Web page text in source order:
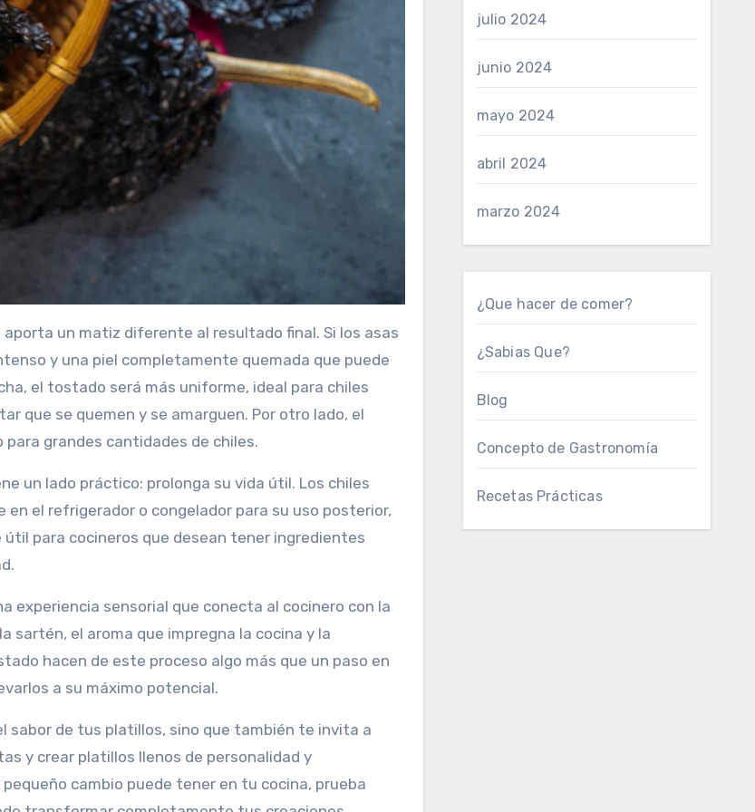
un matiz diferente al resultado final. Si los asas
y una piel completamente quemada que puede
el tostado será más uniforme, ideal para chiles
que se quemen y se amarguen. Por otro lado, el
grandes cantidades de chiles.
un lado práctico: prolonga su vida útil. Los chiles
el refrigerador o congelador para su uso posterior,
para cocineros que desean tener ingredientes
experiencia sensorial que conecta al cocinero con la
sartén, el aroma que impregna la cocina y la
hacen de este proceso algo más que un paso en
a su máximo potencial.
sabor de tus platillos, sino que también te invita a
y crear platillos llenos de personalidad y
cambio puede tener en tu cocina, prueba
julio 2024
junio 2024
mayo 2024
abril 2024
marzo 2024
¿Que hacer de comer?
¿Sabias Que?
Blog
Concepto de Gastronomía
Recetas Prácticas